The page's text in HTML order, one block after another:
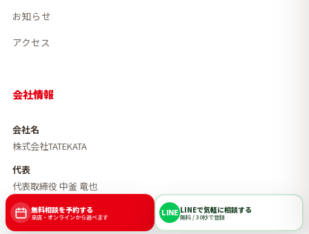
お知らせ
アクセス
会社情報
会社名
株式会社TATEKATA
代表
代表取締役 中釜 竜也
所在地
〒890-0056
無料相談を予約する
来店・オンラインから選べます LINE LINEで気軽に相談する
無料 / 30秒で登録